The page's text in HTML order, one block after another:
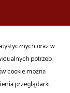
oraz w
potrzeb
cookie można
przeglądarki.